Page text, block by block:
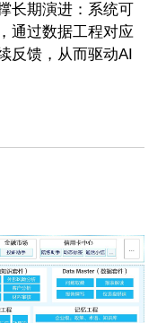
长期演进：系统可
通过数据工程对应
反馈，从而驱动AI